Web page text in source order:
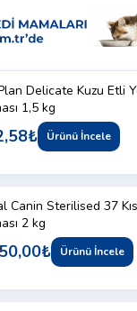
Delicate Kuzu Etli
1,5 kg
Ürünü İncele
Canin Sterilised 37
2 kg
Ürünü İncele